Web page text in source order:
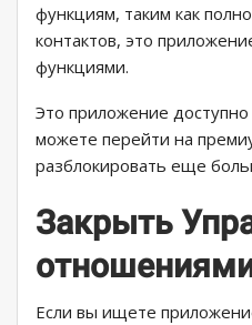
функциям, таким как
контактов, это
функциями.
Это приложение
можете перейти на
разблокировать еще
Закрыть
Если вы ищете